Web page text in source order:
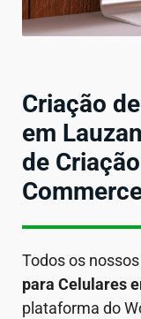
Criação
em
de
Todos os
para Celulares
plataforma do